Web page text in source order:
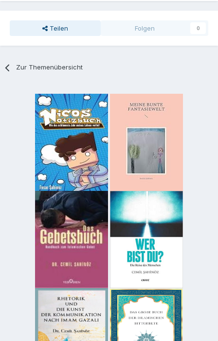
Teilen Folgen 0
Zur Themenübersicht